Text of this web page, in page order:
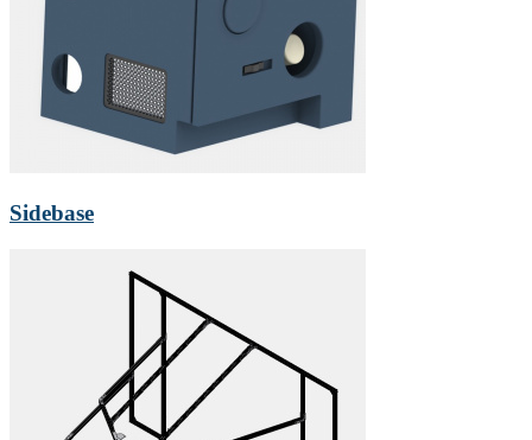
Sidebase